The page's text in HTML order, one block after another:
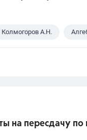
Колмогоров А.Н.
на пересдачу по